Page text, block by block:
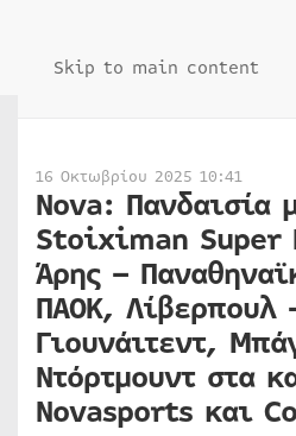
Skip to main content
16 Οκτωβρίου 2025 10:41
Nova: Πανδαισία
Stoiximan Super
Άρης –
ΠΑΟΚ, Λίβερπουλ
Γιουνάιτεντ,
Ντόρτμουντ στα
Novasports και